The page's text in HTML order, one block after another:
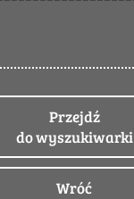
Przejdź
do wyszukiwarki
Wróć